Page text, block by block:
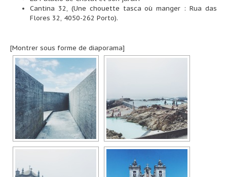
Cantina 32, (Une chouette tasca où manger : Rua das
Flores 32, 4050-262 Porto).
[Montrer sous forme de diaporama]